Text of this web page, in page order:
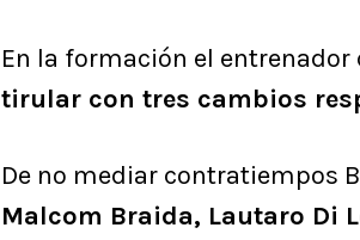
En la formación el entrenador
tirular con tres cambios
De no mediar contratiempos
Malcom Braida, Lautaro Di